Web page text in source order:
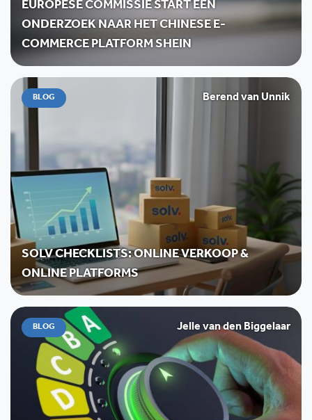
EUROPESE COMMISSIE START EEN
ONDERZOEK NAAR HET CHINESE E-
COMMERCE PLATFORM SHEIN
BLOG Berend van Unnik
SOLV CHECKLISTS: ONLINE VERKOOP &
ONLINE PLATFORMS
BLOG Jelle van den Biggelaar